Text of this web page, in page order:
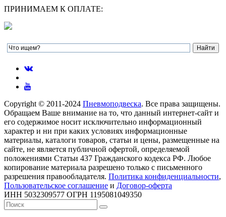
ПРИНИМАЕМ К ОПЛАТЕ:
Copyright © 2011-2024 Пневмоподвеска. Все права защищены.
Обращаем Ваше внимание на то, что данный интернет-сайт и
его содержимое носит исключительно информационный
характер и ни при каких условиях информационные
материалы, каталоги товаров, статьи и цены, размещенные на
сайте, не является публичной офертой, определяемой
положениями Статьи 437 Гражданского кодекса РФ. Любое
копирование материала разрешено только с письменного
разрешения правообладателя. Политика конфиденциальности,
Пользовательское соглашение и Договор-оферта
ИНН 5032309577 ОГРН 1195081049350